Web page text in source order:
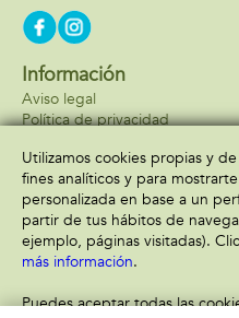
Información
Aviso legal
Política de privacidad
Formas de pago
Utilizamos cookies propias y
fines analíticos y para
personalizada en base a un
partir de tus hábitos de
ejemplo, páginas visitadas).
más información.
Puedes aceptar todas las